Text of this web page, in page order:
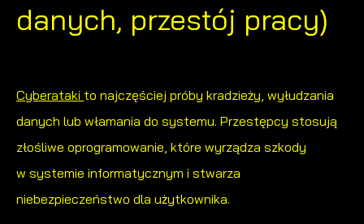
danych, przestój pracy)
Cyberataki to najczęściej próby kradzieży, wyłudzania
danych lub włamania do systemu. Przestępcy stosują
złośliwe oprogramowanie, które wyrządza szkody
w systemie informatycznym i stwarza
niebezpieczeństwo dla użytkownika.